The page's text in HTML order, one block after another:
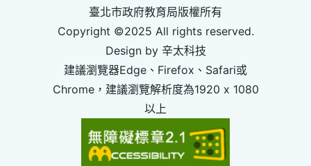
臺北市政府教育局版權所有
Copyright ©2025 All rights reserved.
Design by 辛太科技
建議瀏覽器Edge、Firefox、Safari或
Chrome，建議瀏覽解析度為1920 x 1080
以上